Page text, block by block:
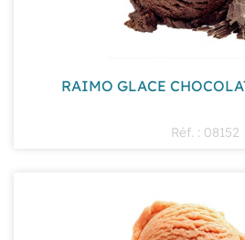
RAIMO GLACE
Réf. : 08152